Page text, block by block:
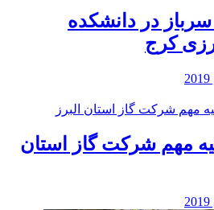
در دانشکده
کرج
مهم شرکت گاز استان